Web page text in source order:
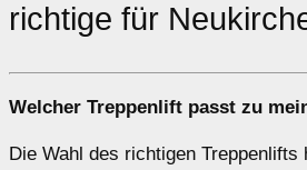
richtige für
Welcher Treppenlift passt zu
Die Wahl des richtigen